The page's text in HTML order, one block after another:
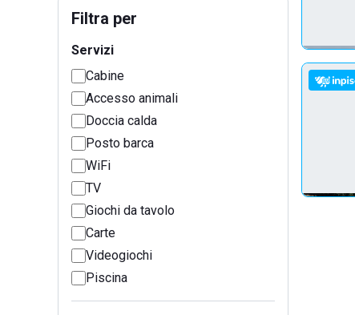
Filtra per
Servizi
Cabine
Accesso animali
Doccia calda
Posto barca
WiFi
TV
Giochi da tavolo
Carte
Videogiochi
Piscina